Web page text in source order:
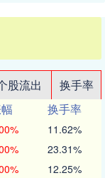
股流出
换手率
换手率
11.62%
23.31%
12.25%